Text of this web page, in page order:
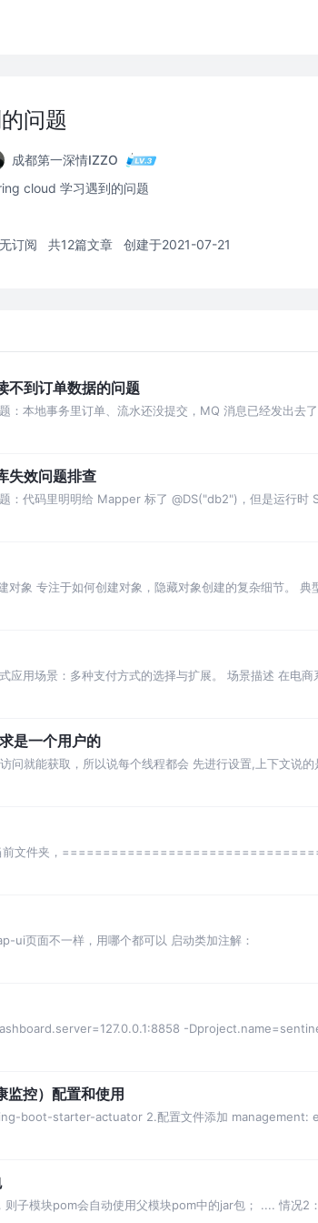
问题
成都第一深情IZZO
cloud 学习遇到的问题
订阅 共12篇文章 创建于2021-07-21
不到订单数据的问题
：本地事务里订单、流水还没提交，MQ 消息已经发出去
单状态、资产包状
失效问题排查
：代码里明明给 Mapper 标了 @DS("db2")，但是运行时
象 专注于如何创建对象，隐藏对象创建的复杂细节。
应用场景：多种支付方式的选择与扩展。 场景描述 在电
处理逻辑，但对
怎么保证请求是一个用户的
问就能获取，所以说每个线程都会 先进行设置,上下文说
当前文件夹，
页面不一样，用哪个都可以 启动类加注解：
-
控）配置和使用
boot-starter-actuator 2.配置文件添加 management:
子模块pom会自动使用父模块pom中的jar包； .... 情况2